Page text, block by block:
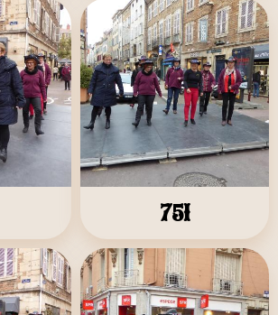
751